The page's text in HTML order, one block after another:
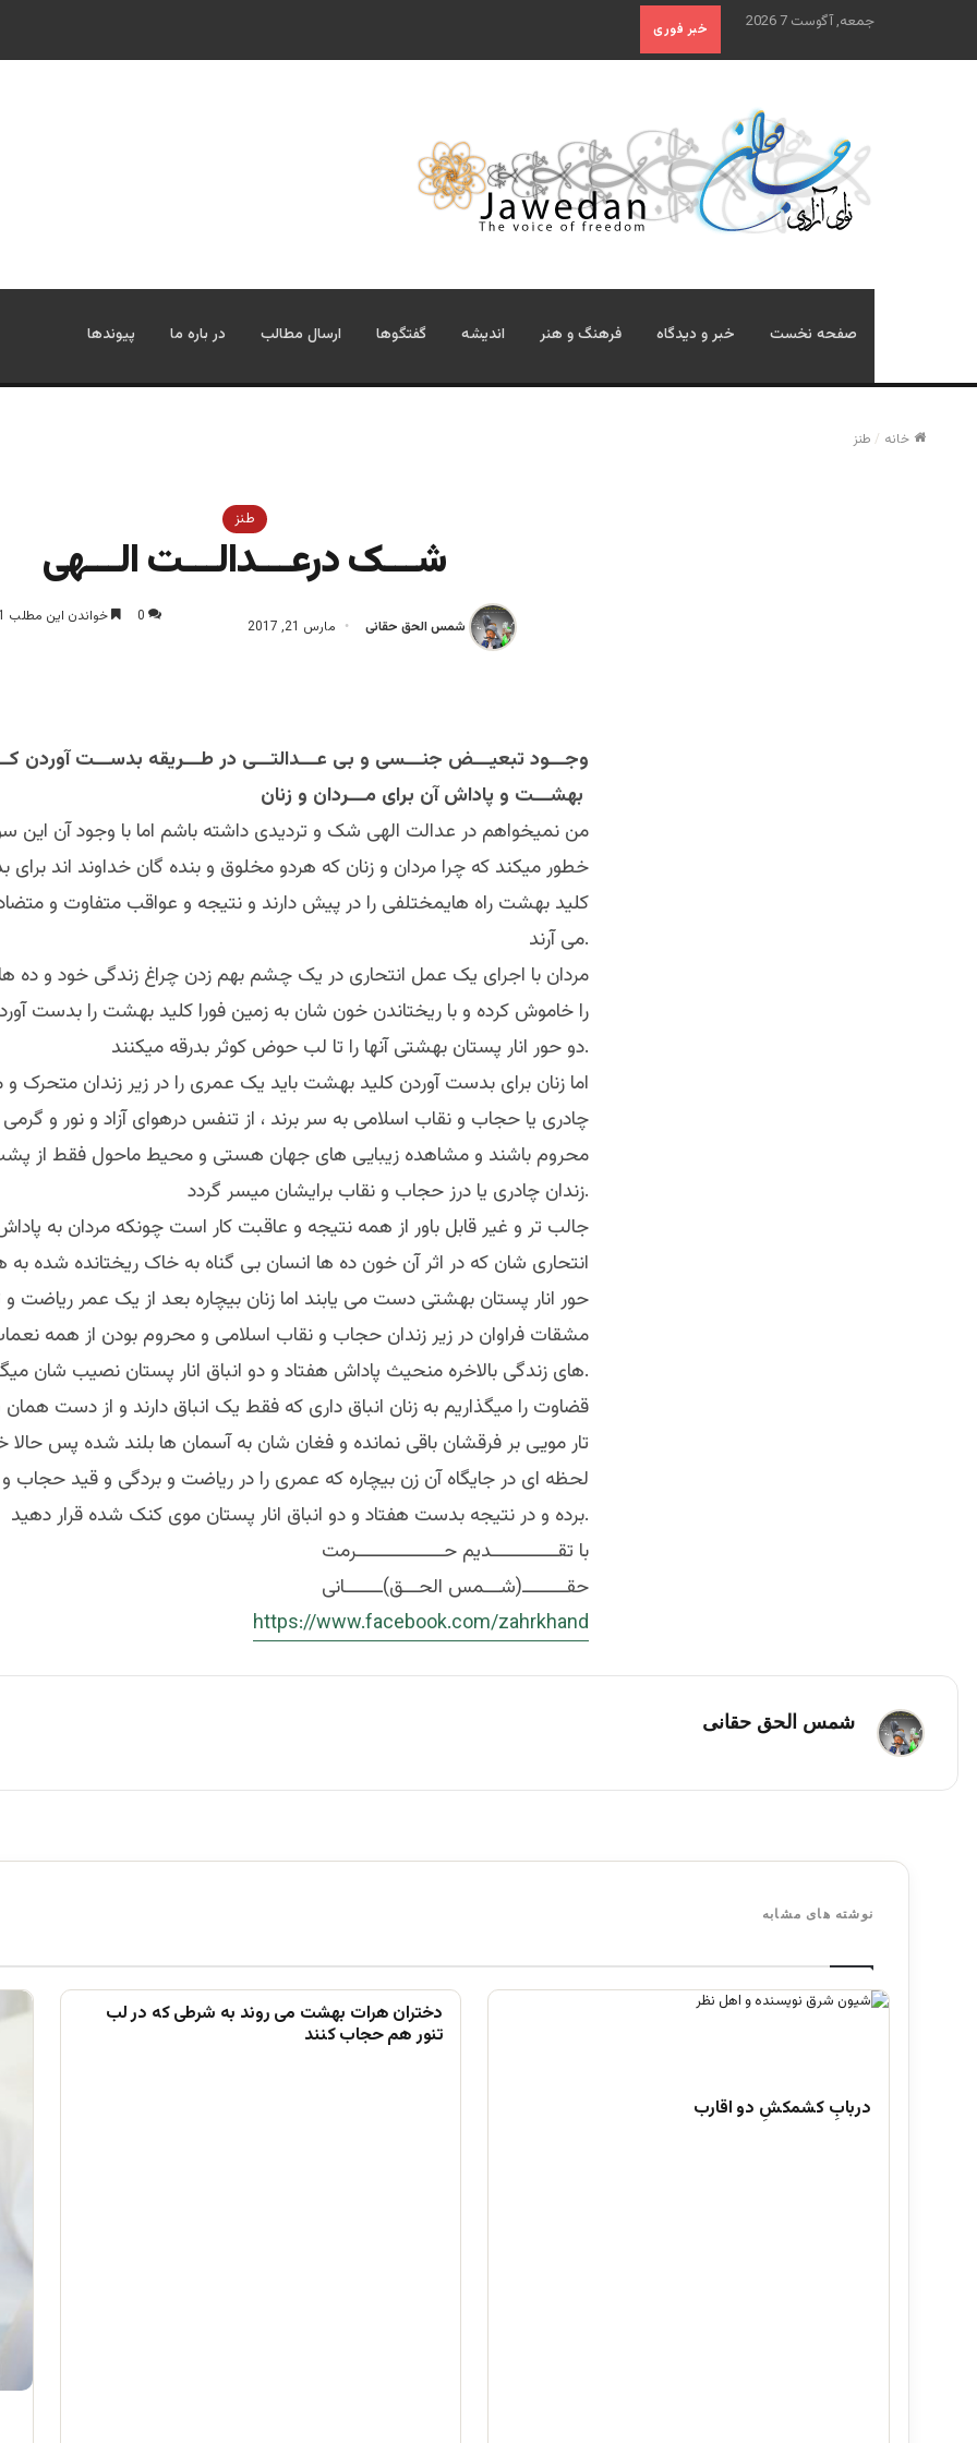
جمعه, آگوست 7 2026 خبر فوری
صفحه نخست خبر و دیدگاه فرهنگ و هنر اندیشه گفتگوها ارسال مطالب در باره ما پیوندها
خانه / طنز
طنز
شـــک درعـــدالـــت الـــهی
شمس الحق حقانی مارس 21, 2017
0 خواندن این مطلب 1 دقیقه زمان میبرد
وجـــود تبعیـــض جنـــسی و بی عـــدالتـــی در طـــریقه بدســـت آوردن
من نمیخواهم در عدالت الهی شک و تردیدی داشته باشم اما با وجود آن این
خطور میکند که چرا مردان و زنان که هردو مخلوق و بنده گان خداوند اند
کلید بهشت راه هایمختلفی را در پیش دارند و نتیجه و عواقب متفاوت و
می آرند.
مردان با اجرای یک عمل انتحاری در یک چشم بهم زدن چراغ زندگی خود و ده
را خاموش کرده و با ریختاندن خون شان به زمین فورا کلید بهشت را بدست
دو حور انار پستان بهشتی آنها را تا لب حوض کوثر بدرقه میکنند.
اما زنان برای بدست آوردن کلید بهشت باید یک عمری را در زیر زندان متحرک
چادری یا حجاب و نقاب اسلامی به سر برند ، از تنفس درهوای آزاد و نور و
محروم باشند و مشاهده زیبایی های جهان هستی و محیط ماحول فقط از
زندان چادری یا درز حجاب و نقاب برایشان میسر گردد.
جالب تر و غیر قابل باور از همه نتیجه و عاقبت کار است چونکه مردان به
انتحاری شان که در اثر آن خون ده ها انسان بی گناه به خاک ریختانده شده به
حور انار پستان بهشتی دست می یابند اما زنان بیچاره بعد از یک عمر ریاضت
مشقات فراوان در زیر زندان حجاب و نقاب اسلامی و محروم بودن از همه
های زندگی بالاخره منحیث پاداش هفتاد و دو انباق انار پستان نصیب شان میگردند.
قضاوت را میگذاریم به زنان انباق داری که فقط یک انباق دارند و از دست
تار مویی بر فرقشان باقی نمانده و فغان شان به آسمان ها بلند شده پس حالا
لحظه ای در جایگاه آن زن بیچاره که عمری را در ریاضت و بردگی و قید حجاب
برده و در نتیجه بدست هفتاد و دو انباق انار پستان موی کنک شده قرار دهید.
با تقــــــــــــديم حــــــــــــــــرمت
حقــــــــ(شـــمس الحـــق)ـــــــانی
https://www.facebook.com/zahrkhand
شمس الحق حقانی
نوشته های مشابه
دربابِ کشمکشِ دو اقارب
دختران هرات بهشت می روند به شرطی که در لب
تنور هم حجاب کنند